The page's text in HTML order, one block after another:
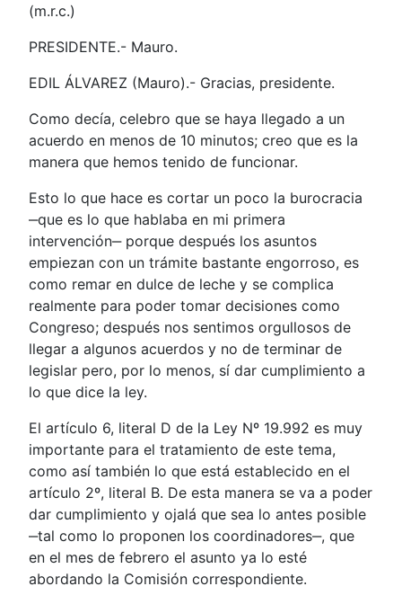
(m.r.c.)
PRESIDENTE.- Mauro.
EDIL ÁLVAREZ (Mauro).- Gracias, presidente.
Como decía, celebro que se haya llegado a un
acuerdo en menos de 10 minutos; creo que es la
manera que hemos tenido de funcionar.
Esto lo que hace es cortar un poco la burocracia
‒que es lo que hablaba en mi primera
intervención‒ porque después los asuntos
empiezan con un trámite bastante engorroso, es
como remar en dulce de leche y se complica
realmente para poder tomar decisiones como
Congreso; después nos sentimos orgullosos de
llegar a algunos acuerdos y no de terminar de
legislar pero, por lo menos, sí dar cumplimiento a
lo que dice la ley.
El artículo 6, literal D de la Ley Nº 19.992 es muy
importante para el tratamiento de este tema,
como así también lo que está establecido en el
artículo 2º, literal B. De esta manera se va a poder
dar cumplimiento y ojalá que sea lo antes posible
‒tal como lo proponen los coordinadores‒, que
en el mes de febrero el asunto ya lo esté
abordando la Comisión correspondiente.